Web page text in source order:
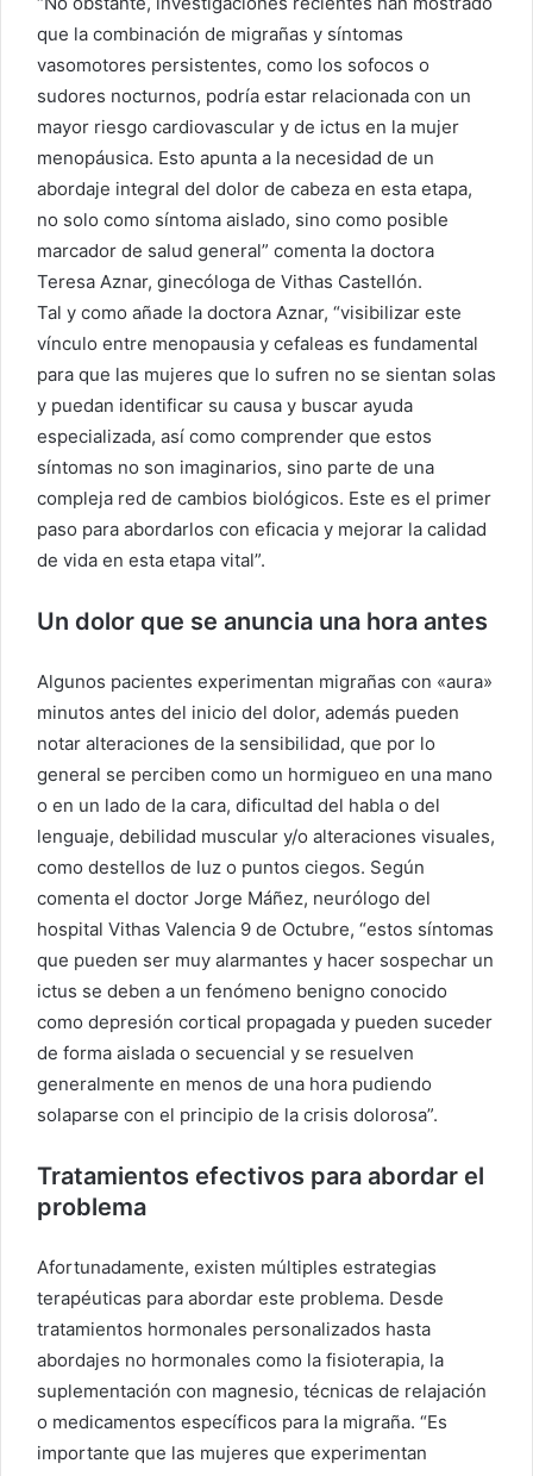
que la combinación de migrañas y síntomas
vasomotores persistentes, como los sofocos o
sudores nocturnos, podría estar relacionada con un
mayor riesgo cardiovascular y de ictus en la mujer
menopáusica. Esto apunta a la necesidad de un
abordaje integral del dolor de cabeza en esta etapa,
no solo como síntoma aislado, sino como posible
marcador de salud general” comenta la doctora
Teresa Aznar, ginecóloga de Vithas Castellón.
Tal y como añade la doctora Aznar, “visibilizar este
vínculo entre menopausia y cefaleas es fundamental
para que las mujeres que lo sufren no se sientan solas
y puedan identificar su causa y buscar ayuda
especializada, así como comprender que estos
síntomas no son imaginarios, sino parte de una
compleja red de cambios biológicos. Este es el primer
paso para abordarlos con eficacia y mejorar la calidad
de vida en esta etapa vital”.
Un dolor que se anuncia una hora antes
Algunos pacientes experimentan migrañas con «aura»
minutos antes del inicio del dolor, además pueden
notar alteraciones de la sensibilidad, que por lo
general se perciben como un hormigueo en una mano
o en un lado de la cara, dificultad del habla o del
lenguaje, debilidad muscular y/o alteraciones visuales,
como destellos de luz o puntos ciegos. Según
comenta el doctor Jorge Máñez, neurólogo del
hospital Vithas Valencia 9 de Octubre, “estos síntomas
que pueden ser muy alarmantes y hacer sospechar un
ictus se deben a un fenómeno benigno conocido
como depresión cortical propagada y pueden suceder
de forma aislada o secuencial y se resuelven
generalmente en menos de una hora pudiendo
solaparse con el principio de la crisis dolorosa”.
Tratamientos efectivos para abordar el
problema
Afortunadamente, existen múltiples estrategias
terapéuticas para abordar este problema. Desde
tratamientos hormonales personalizados hasta
abordajes no hormonales como la fisioterapia, la
suplementación con magnesio, técnicas de relajación
o medicamentos específicos para la migraña. “Es
importante que las mujeres que experimentan